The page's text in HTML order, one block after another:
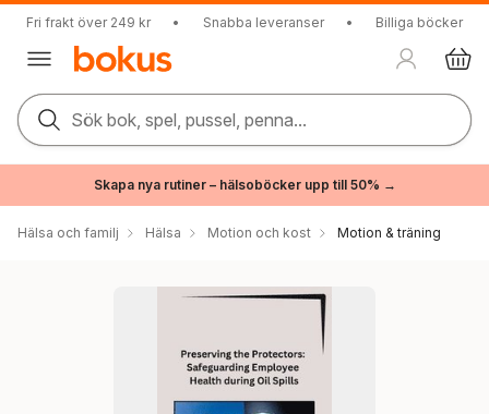
Fri frakt över 249 kr • Snabba leveranser • Billiga böcker
Sök bok, spel, pussel, penna...
Skapa nya rutiner – hälsoböcker upp till 50% →
Hälsa och familj Hälsa Motion och kost Motion & träning